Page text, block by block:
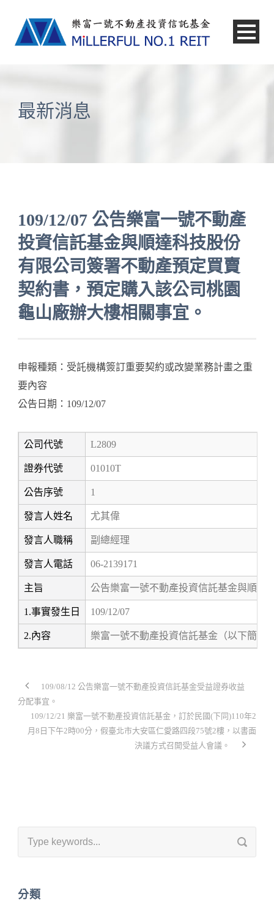
最新消息
109/12/07 公告樂富一號不動產
投資信託基金與順達科技股份
有限公司簽署不動產預定買賣
契約書，預定購入該公司桃園
龜山廠辦大樓相關事宜。
申報種類：受託機構簽訂重要契約或改變業務計畫之重
要內容
公告日期：109/12/07
公司代號 L2809
證券代號 01010T
公告序號 1
發言人姓名 尤其偉
發言人職稱 副總經理
發言人電話 06-2139171
主旨 公告樂富一號不動產投資信託基金與順達
1.事實發生日 109/12/07
2.內容 樂富一號不動產投資信託基金（以下簡稱
109/08/12 公告樂富一號不動產投資信託基金受益證券收益
分配事宜。
109/12/21 樂富一號不動產投資信託基金，訂於民國(下同)110年2
月8日下午2時00分，假臺北市大安區仁愛路四段75號2樓，以書面
決議方式召開受益人會議。
分類